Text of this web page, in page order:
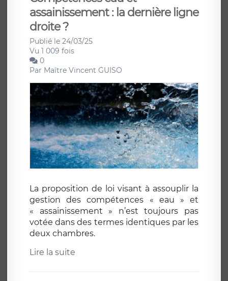
assainissement : la dernière ligne
droite ?
Publié le 24/03/25
Vu 1 009 fois
0
Par Maître Vincent GUISO
La proposition de loi visant à assouplir la
gestion des compétences « eau » et
« assainissement » n’est toujours pas
votée dans des termes identiques par les
deux chambres.
Lire la suite